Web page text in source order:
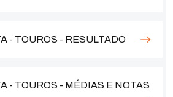
- TOUROS - RESULTADO
- TOUROS - MÉDIAS E NOTAS